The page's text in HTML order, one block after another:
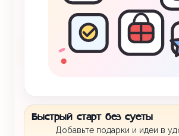
Быстрый старт без суеты
Добавьте подарки и идеи в